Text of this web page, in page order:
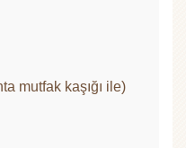
mutfak kaşığı ile)